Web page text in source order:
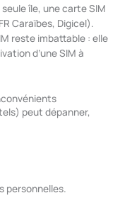
île, une carte SIM
Caraïbes, Digicel).
reste imbattable : elle
d’une SIM à
peut dépanner,
personnelles.